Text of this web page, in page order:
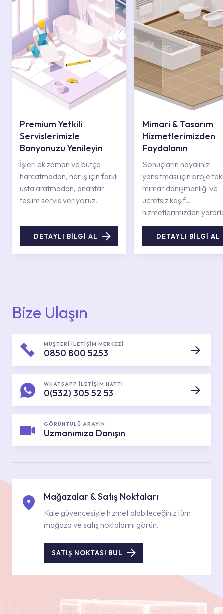
Premium Yetkili
Servislerimizle
Banyonuzu Yenileyin
İşleri ek zaman ve bütçe
harcatmadan, her iş için farklı
usta aratmadan, anahtar
teslim servis veriyoruz.
DETAYLI BİLGİ AL
Mimari & Tasarım
Hizmetlerimizden
Faydalanın
Sonuçların hayalinizi
yansıtması için proje
mimar danışmanlığı ve
ücretsiz keşif
hizmetlerimizden
DETAYLI BİLGİ AL
Bize Ulaşın
MÜŞTERİ İLETİŞİM MERKEZİ
0850 800 5253
WHATSAPP İLETİŞİM HATTI
0(532) 305 52 53
GÖRÜNTÜLÜ ARAYIN
Uzmanımıza Danışın
Mağazalar & Satış Noktaları
Kale güvencesiyle hizmet alabileceğiniz tüm
mağaza ve satış noktalarını görün.
SATIŞ NOKTASI BUL